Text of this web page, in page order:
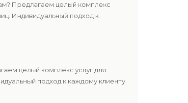
Предлагаем целый комплекс
Индивидуальный подход к
целый комплекс услуг для
подход к каждому клиенту.